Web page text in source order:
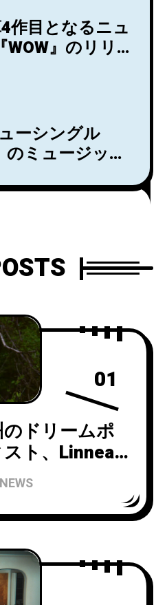
作目となるニュ
』のリリー
(they)」がリリ
ーシングル
のミュージック
01
ドリームポ
ト、Linnea
るプロジェク
をフィーチ
(Feat.
NEWS